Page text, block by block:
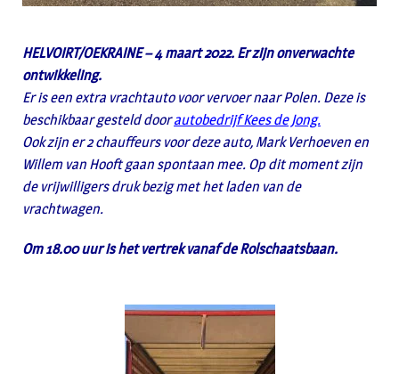
HELVOIRT/OEKRAINE – 4 maart 2022. Er zijn onverwachte
ontwikkeling.
Er is een extra vrachtauto voor vervoer naar Polen. Deze is
beschikbaar gesteld doorautobedrijf Kees de Jong.
Ook zijn er 2 chauffeurs voor deze auto, Mark Verhoeven en
Willem van Hooft gaan spontaan mee. Op dit moment zijn
de vrijwilligers druk bezig met het laden van de
vrachtwagen.
Om 18.00 uur is het vertrek vanaf de Rolschaatsbaan.